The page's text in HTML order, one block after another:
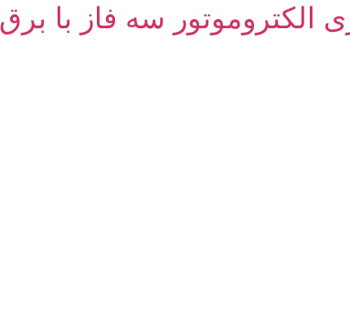
الکتروموتور سه فاز با برق